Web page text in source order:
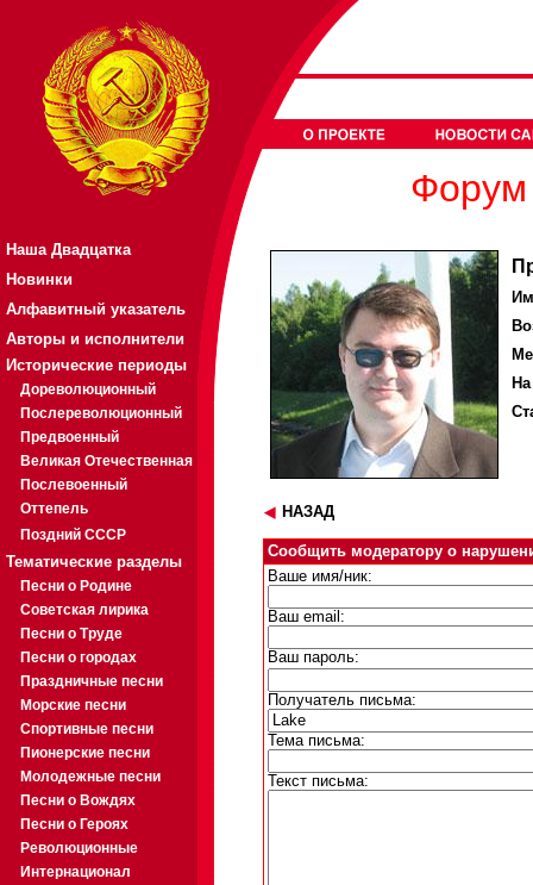
Наша Двадцатка
Новинки
Алфавитный указатель
Авторы и исполнители
Исторические периоды
Дореволюционный
Послереволюционный
Предвоенный
Великая Отечественная
Послевоенный
Оттепель
Поздний СССР
Тематические разделы
Песни о Родине
Советская лирика
Песни о Труде
Песни о городах
Праздничные песни
Морские песни
Спортивные песни
Пионерские песни
Молодежные песни
Песни о Вождях
Песни о Героях
Революционные
Интернационал
Форум
НАЗАД
Сообщить модератору о
Ваше имя/ник:
Ваш email:
Ваш пароль:
Получатель письма:
Тема письма:
Текст письма: